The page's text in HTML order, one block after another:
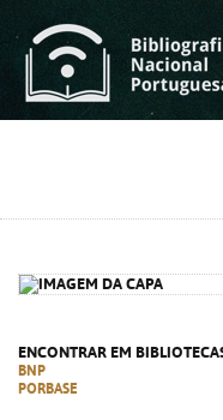
ENCONTRAR EM
BNP
PORBASE